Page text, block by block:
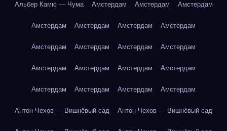
Альбер Камю — Чума Амстердам Амстердам Амстердам
Амстердам Амстердам Амстердам Амстердам
Амстердам Амстердам Амстердам Амстердам
Амстердам Амстердам Амстердам Амстердам
Амстердам Амстердам Амстердам Амстердам
Антон Чехов — Вишнёвый сад Антон Чехов — Вишнёвый сад